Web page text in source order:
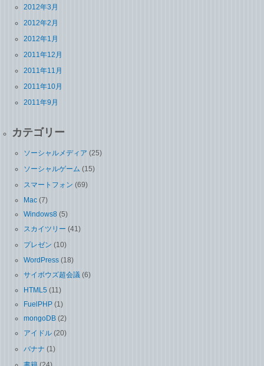
2012年3月
2012年2月
2012年1月
2011年12月
2011年11月
2011年10月
2011年9月
カテゴリー
ソーシャルメディア (25)
ソーシャルゲーム (15)
スマートフォン (69)
Mac (7)
Windows8 (5)
スカイツリー (41)
プレゼン (10)
WordPress (18)
サイボウズ超会議 (6)
HTML5 (11)
FuelPHP (1)
mongoDB (2)
アイドル (20)
バナナ (1)